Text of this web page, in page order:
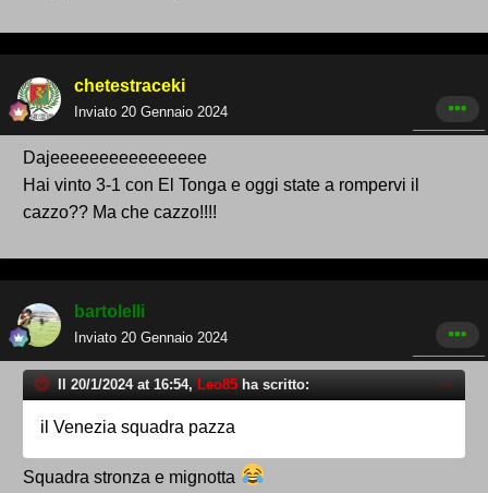
chetestraceki
Inviato 20 Gennaio 2024
Dajeeeeeeeeeeeeeeee
Hai vinto 3-1 con El Tonga e oggi state a rompervi il
cazzo?? Ma che cazzo!!!!
bartolelli
Inviato 20 Gennaio 2024
Il 20/1/2024 at 16:54, Leo85 ha scritto:
il Venezia squadra pazza
Squadra stronza e mignotta